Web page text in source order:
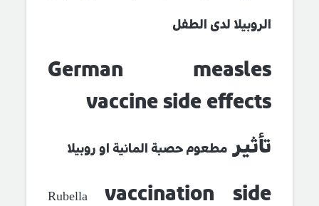
الروبيلا لدى الطفل
German measles
vaccine side effects
تأثيرمطعوم حصبة المانية او روبيلا
Rubella vaccination side